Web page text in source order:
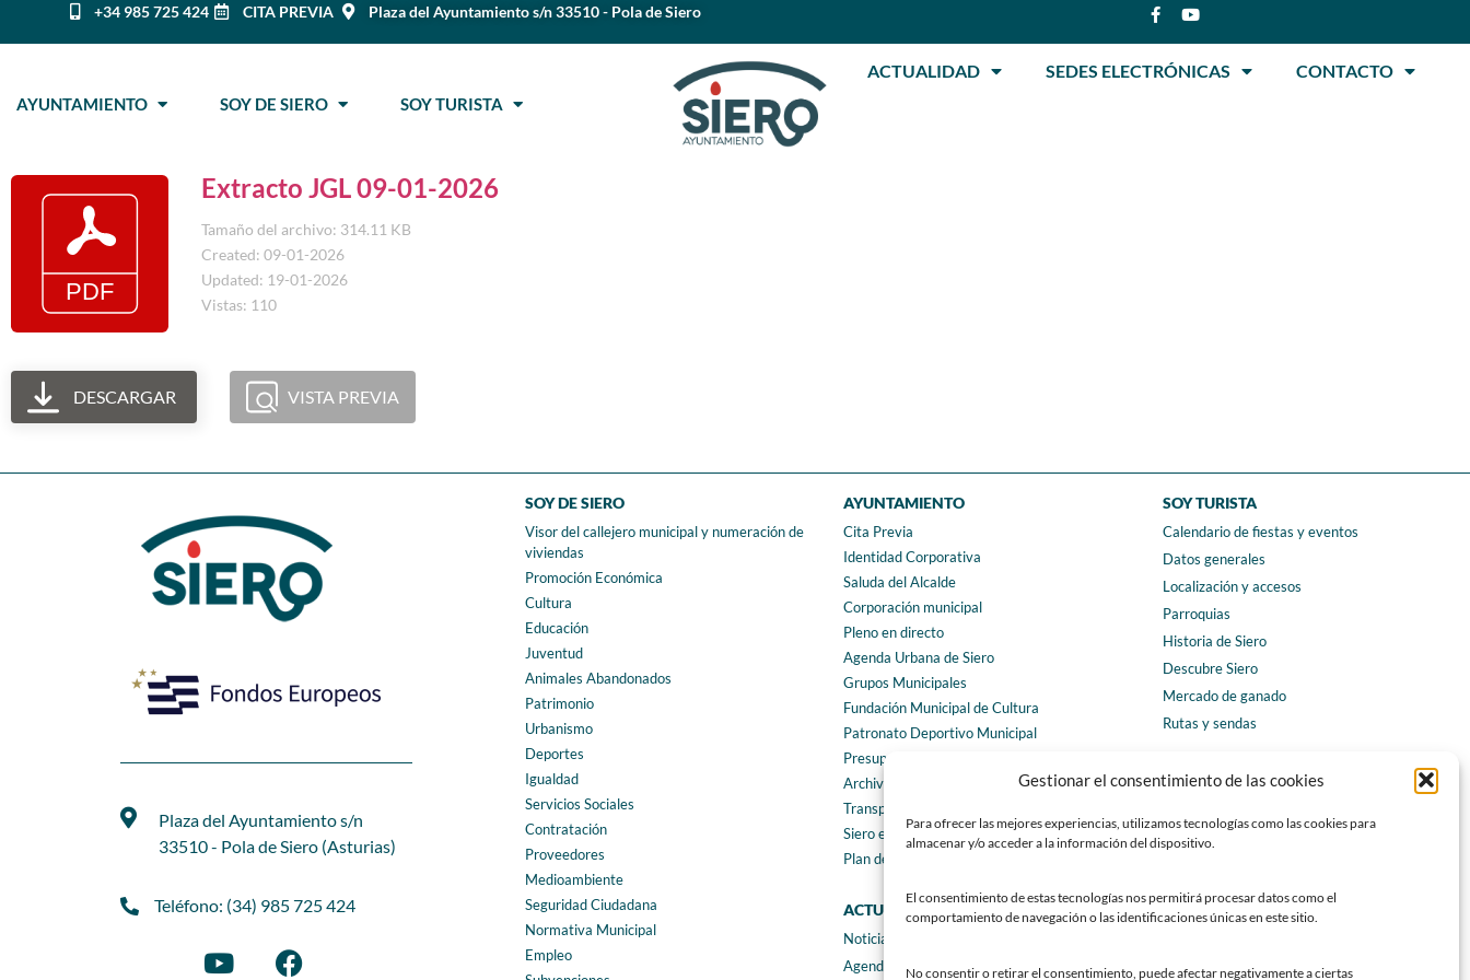
Gestionar el consentimiento de las cookies
Para ofrecer las mejores experiencias, utilizamos tecnologías como las cookies para
almacenar y/o acceder a la información del dispositivo.
El consentimiento de estas tecnologías nos permitirá procesar datos como el
comportamiento de navegación o las identificaciones únicas en este sitio.
No consentir o retirar el consentimiento, puede afectar negativamente a ciertas
+34 985 725 424 CITA PREVIA Plaza del Ayuntamiento s/n 33510 - Pola de Siero
AYUNTAMIENTO SOY DE SIERO SOY TURISTA
ACTUALIDAD SEDES ELECTRÓNICAS CONTACTO
Extracto JGL 09-01-2026
Tamaño del archivo: 314.11 KB
Created: 09-01-2026
Updated: 19-01-2026
Vistas: 110
DESCARGAR VISTA PREVIA
Plaza del Ayuntamiento s/n
33510 - Pola de Siero (Asturias)
Teléfono: (34) 985 725 424
SOY DE SIERO
Visor del callejero municipal y numeración de
viviendas
Promoción Económica
Cultura
Educación
Juventud
Animales Abandonados
Patrimonio
Urbanismo
Deportes
Igualdad
Servicios Sociales
Contratación
Proveedores
Medioambiente
Seguridad Ciudadana
Normativa Municipal
Empleo
AYUNTAMIENTO
Cita Previa
Identidad Corporativa
Saluda del Alcalde
Corporación municipal
Pleno en directo
Agenda Urbana de Siero
Grupos Municipales
Fundación Municipal de Cultura
Patronato Deportivo Municipal
Presupuestos municipales
Archivo municipal
Transparencia
Siero en Cifras
Plan de igualdad
ACTUALIDAD
Noticias
Agenda
SOY TURISTA
Calendario de fiestas y eventos
Datos generales
Localización y accesos
Parroquias
Historia de Siero
Descubre Siero
Mercado de ganado
Rutas y sendas
CONTACTO
Teléfonos de interés
Formulario de contacto